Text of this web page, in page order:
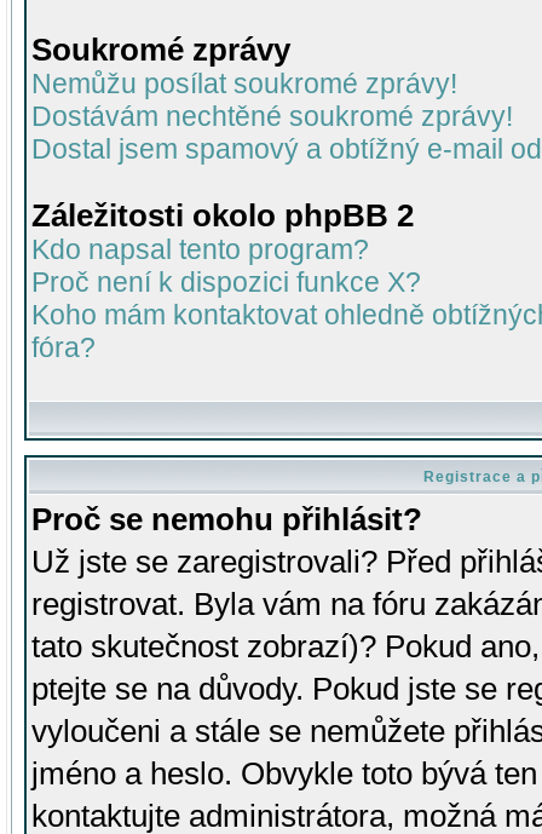
Soukromé zprávy
Nemůžu posílat soukromé zprávy!
Dostávám nechtěné soukromé zprávy!
Dostal jsem spamový a obtížný e-mail
Záležitosti okolo phpBB 2
Kdo napsal tento program?
Proč není k dispozici funkce X?
Koho mám kontaktovat ohledně
fóra?
Registrace a
Proč se nemohu přihlásit?
Už jste se zaregistrovali? Před
registrovat. Byla vám na fóru
tato skutečnost zobrazí)? Pokud
ptejte se na důvody. Pokud jste se
vyloučeni a stále se nemůžete
jméno a heslo. Obvykle toto bývá
kontaktujte administrátora, možná